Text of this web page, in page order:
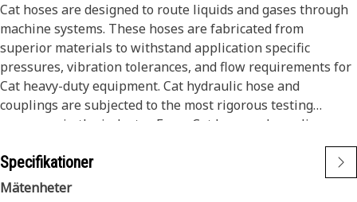
Cat hoses are designed to route liquids and gases through
machine systems. These hoses are fabricated from
superior materials to withstand application specific
pressures, vibration tolerances, and flow requirements for
Cat heavy-duty equipment. Cat hydraulic hose and
couplings are subjected to the most rigorous testing
processes in the industry. Every Cat hose and coupling
combination is tested as a system to ensure a perfect fit
that yields maximum safety and dependability.
Specifikationer
Mätenheter